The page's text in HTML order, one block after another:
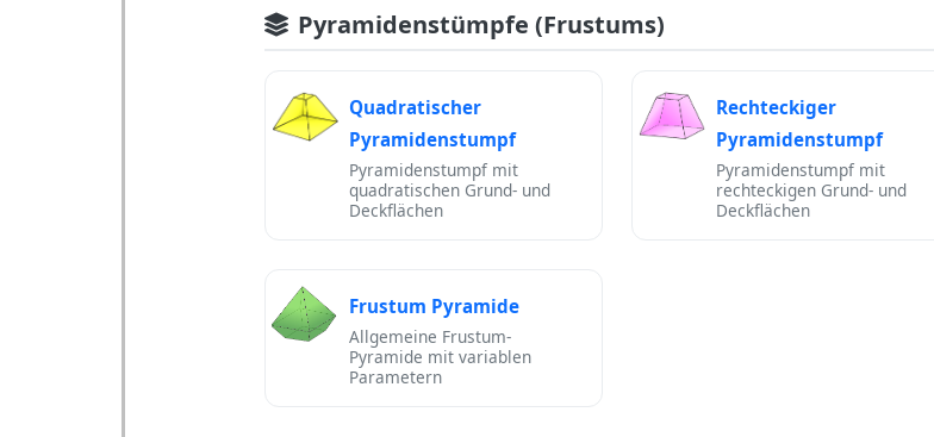
Pyramidenstümpfe (Frustums)
Quadratischer
Pyramidenstumpf
Pyramidenstumpf mit
quadratischen Grund- und
Deckflächen
Rechteckiger
Pyramidenstumpf
Pyramidenstumpf mit
rechteckigen Grund- und
Deckflächen
Frustum Pyramide
Allgemeine Frustum-
Pyramide mit variablen
Parametern